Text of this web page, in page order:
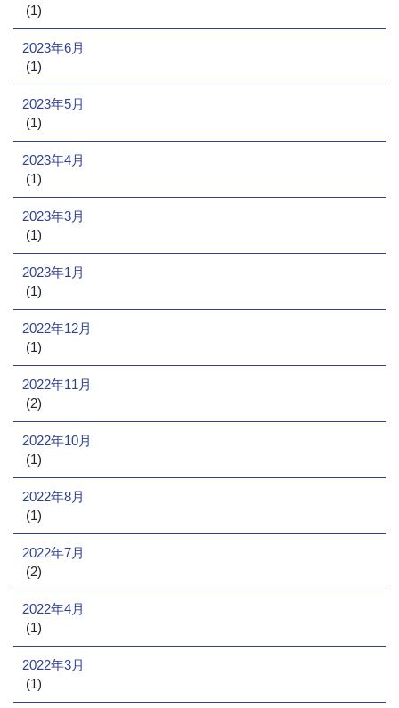
(1)
2023年6月
(1)
2023年5月
(1)
2023年4月
(1)
2023年3月
(1)
2023年1月
(1)
2022年12月
(1)
2022年11月
(2)
2022年10月
(1)
2022年8月
(1)
2022年7月
(2)
2022年4月
(1)
2022年3月
(1)